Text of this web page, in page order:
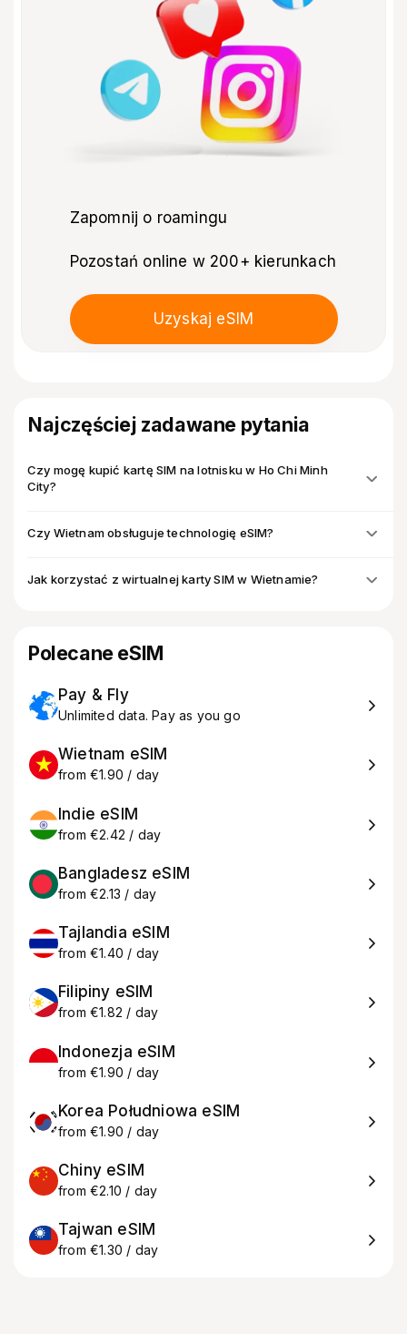
Zapomnij o roamingu
Pozostań online w 200+ kierunkach
Uzyskaj eSIM
Najczęściej zadawane pytania
Czy mogę kupić kartę SIM na lotnisku w Ho Chi Minh
City?
Czy Wietnam obsługuje technologię eSIM?
Jak korzystać z wirtualnej karty SIM w Wietnamie?
Polecane eSIM
Pay & Fly
Unlimited data. Pay as you go
Wietnam eSIM
from €1.90 / day
Indie eSIM
from €2.42 / day
Bangladesz eSIM
from €2.13 / day
Tajlandia eSIM
from €1.40 / day
Filipiny eSIM
from €1.82 / day
Indonezja eSIM
from €1.90 / day
Korea Południowa eSIM
from €1.90 / day
Chiny eSIM
from €2.10 / day
Tajwan eSIM
from €1.30 / day